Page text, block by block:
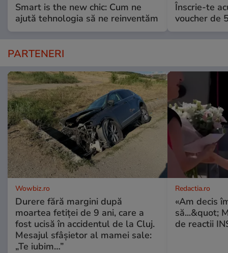
Smart is the new chic: Cum ne
ajută tehnologia să ne reinventăm
Înscrie-te
voucher de
PARTENERI
Wowbiz.ro
Durere fără margini după
moartea fetiței de 9 ani, care a
fost ucisă în accidentul de la Cluj.
Mesajul sfâșietor al mamei sale:
„Te iubim…”
Redactia.ro
«Am decis
să...&quot;
de reactii